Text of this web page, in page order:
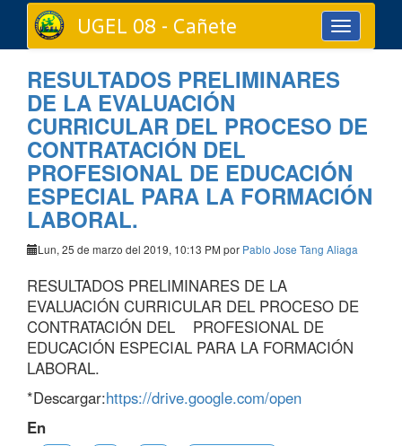
Toggle
navigation
UGEL 08 - Cañete
RESULTADOS PRELIMINARES
DE LA EVALUACIÓN
CURRICULAR DEL PROCESO DE
CONTRATACIÓN DEL
PROFESIONAL DE EDUCACIÓN
ESPECIAL PARA LA FORMACIÓN
LABORAL.
Lun, 25 de marzo del 2019, 10:13 PM por Pablo Jose Tang Aliaga
RESULTADOS PRELIMINARES DE LA
EVALUACIÓN CURRICULAR DEL PROCESO DE
CONTRATACIÓN DEL PROFESIONAL DE
EDUCACIÓN ESPECIAL PARA LA FORMACIÓN
LABORAL.
*Descargar:https://drive.google.com/open
En